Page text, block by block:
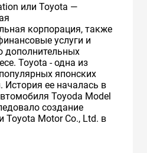
или Toyota —
корпорация, также
услуги и
дополнительных
Toyota - одна из
японских
ее началась в
Toyoda Model
создание
Toyota Motor Co., Ltd. в